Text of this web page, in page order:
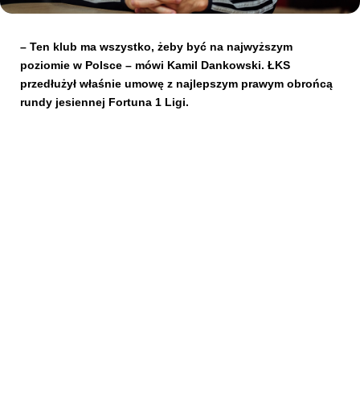
Kibice
– Ten klub ma wszystko, żeby być na najwyższym
poziomie w Polsce – mówi Kamil Dankowski. ŁKS
przedłużył właśnie umowę z najlepszym prawym obrońcą
rundy jesiennej Fortuna 1 Ligi.